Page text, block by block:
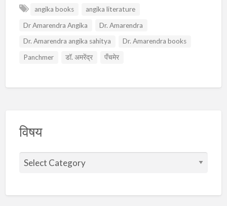
angika books
angika literature
Dr Amarendra Angika
Dr. Amarendra
Dr. Amarendra angika sahitya
Dr. Amarendra books
Panchmer
डॉ. अमरेंद्र पँचमेर
विषय